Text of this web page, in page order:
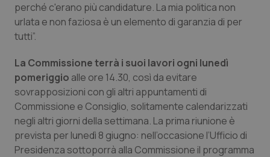
perché c'erano più candidature. La mia politica non
urlata e non faziosa è un elemento di garanzia di per
tutti”.
La Commissione terrà i suoi lavori ogni lunedì
pomeriggio alle ore 14.30, così da evitare
sovrapposizioni con gli altri appuntamenti di
Commissione e Consiglio, solitamente calendarizzati
negli altri giorni della settimana. La prima riunione è
prevista per lunedì 8 giugno: nell’occasione l’Ufficio di
Presidenza sottoporrà alla Commissione il programma